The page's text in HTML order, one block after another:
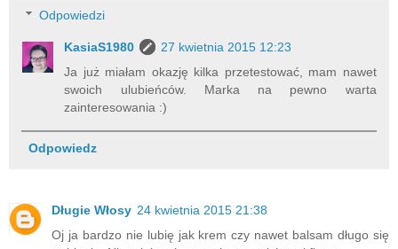
Odpowiedzi
KasiaS1980
27 kwietnia 2015 12:23
Ja już miałam okazję kilka przetestować, mam nawet
swoich ulubieńców. Marka na pewno warta
zainteresowania :)
Odpowiedz
Długie Włosy 24 kwietnia 2015 21:38
Oj ja bardzo nie lubię jak krem czy nawet balsam długo się